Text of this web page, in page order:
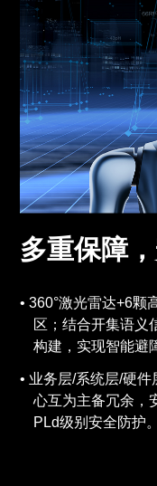
多重保障
360°激光雷达+6颗
区；结合开集语义
构建，实现智能避
业务层/系统层/硬
心互为主备冗余，
PLd级别安全防护。